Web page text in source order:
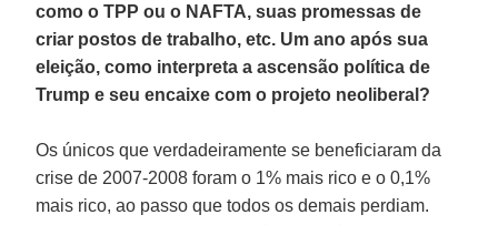
como o TPP ou o NAFTA, suas promessas de
criar postos de trabalho, etc. Um ano após sua
eleição, como interpreta a ascensão política de
Trump e seu encaixe com o projeto neoliberal?
Os únicos que verdadeiramente se beneficiaram da
crise de 2007-2008 foram o 1% mais rico e o 0,1%
mais rico, ao passo que todos os demais perdiam.